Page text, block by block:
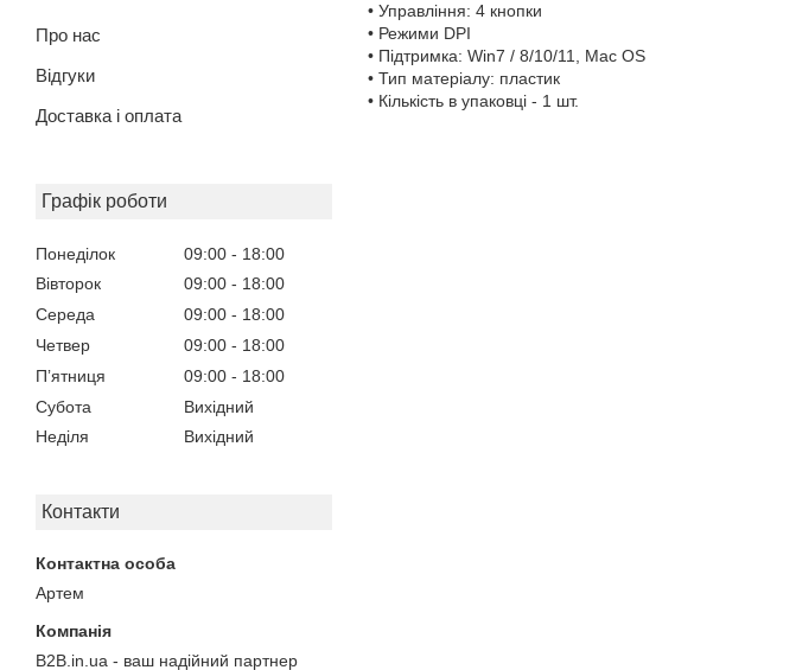
Про нас
Відгуки
Доставка і оплата
Графік роботи
Понеділок 09:00
18:00
Вівторок
09:00
18:00
Середа
09:00
18:00
Четвер
09:00
18:00
Пʼятниця
09:00
18:00
Субота
Вихідний
Неділя
Вихідний
Контакти
Артем
B2B.in.ua - ваш надійний партнер
• Управління: 4 кнопки
• Режими DPI
• Підтримка: Win7 / 8/10/11, Mac OS
• Тип матеріалу: пластик
• Кількість в упаковці - 1 шт.